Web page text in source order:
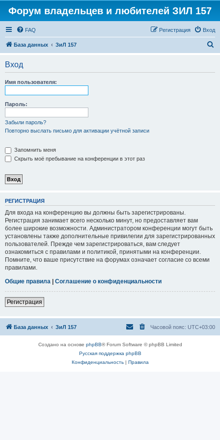
Форум владельцев и любителей ЗИЛ 157
FAQ Вход
Регистрация
База данных ЗиЛ 157
Вход
Имя пользователя:
Пароль:
Забыли пароль?
Повторно выслать письмо для активации учётной записи
Запомнить меня
Скрыть моё пребывание на конференции в этот раз
РЕГИСТРАЦИЯ
Для входа на конференцию вы должны быть зарегистрированы.
Регистрация занимает всего несколько минут, но предоставляет вам
более широкие возможности. Администратором конференции могут быть
установлены также дополнительные привилегии для зарегистрированных
пользователей. Прежде чем зарегистрироваться, вам следует
ознакомиться с правилами и политикой, принятыми на конференции.
Помните, что ваше присутствие на форумах означает согласие со всеми
правилами.
Общие правила | Соглашение о конфиденциальности
Регистрация
База данных ЗиЛ 157 Часовой пояс: UTC+03:00
Создано на основе phpBB® Forum Software © phpBB Limited
Русская поддержка phpBB
Конфиденциальность| Правила